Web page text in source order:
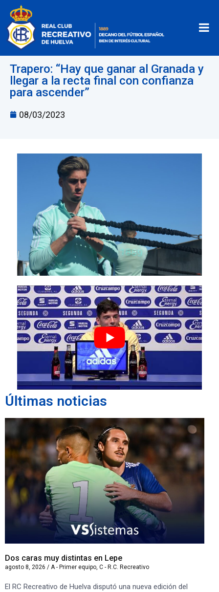
Trapero: “Hay que ganar al Granada y
llegar a la recta final con confianza
para ascender”
08/03/2023
Últimas noticias
Dos caras muy distintas en Lepe
agosto 8, 2026 / A - Primer equipo, C - R.C. Recreativo
El RC Recreativo de Huelva disputó una nueva edición del